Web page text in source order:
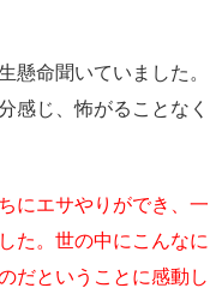
懸命聞いていました。
感じ、怖がることなく
にエサやりができ、一
た。世の中にこんなに
だということに感動し